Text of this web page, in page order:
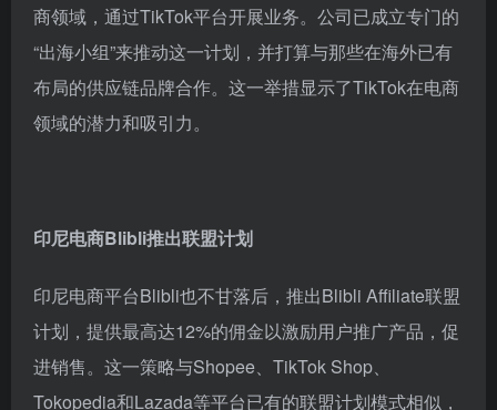
商领域，通过TikTok平台开展业务。公司已成立专门的
“出海小组”来推动这一计划，并打算与那些在海外已有
布局的供应链品牌合作。这一举措显示了TikTok在电商
领域的潜力和吸引力。
印尼电商Blibli推出联盟计划
印尼电商平台Blibli也不甘落后，推出Blibli Affiliate联盟
计划，提供最高达12%的佣金以激励用户推广产品，促
进销售。这一策略与Shopee、TikTok Shop、
Tokopedia和Lazada等平台已有的联盟计划模式相似，